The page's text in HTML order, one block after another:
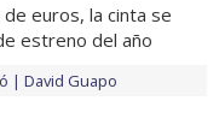
euros, la cinta se
estreno del año
David Guapo